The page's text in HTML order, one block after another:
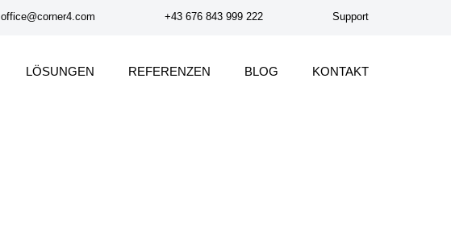
office@corner4.com +43 676 843 999 222 Support
LÖSUNGEN REFERENZEN BLOG KONTAKT